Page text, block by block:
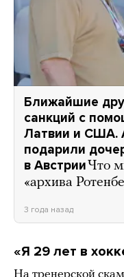
Ближайшие
санкций с
Латвии и США.
подарили
в Австрии Что
«архива
3 года назад
«Я 29 лет в